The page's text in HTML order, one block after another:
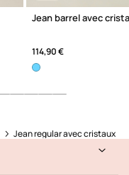
Jean barrel avec
114,90 €
Jean regular avec cristaux